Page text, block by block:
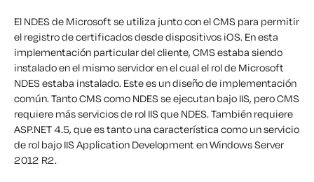
El NDES de Microsoft se utiliza junto con el CMS para permitir
el registro de certificados desde dispositivos iOS. En esta
implementación particular del cliente, CMS estaba siendo
instalado en el mismo servidor en el cual el rol de Microsoft
NDES estaba instalado. Este es un diseño de implementación
común. Tanto CMS como NDES se ejecutan bajo IIS, pero CMS
requiere más servicios de rol IIS que NDES. También requiere
ASP.NET 4.5, que es tanto una característica como un servicio
de rol bajo IIS Application Development en Windows Server
2012 R2.